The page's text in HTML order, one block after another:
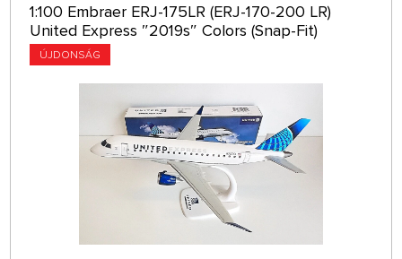
1:100 Embraer ERJ-175LR (ERJ-170-200 LR)
United Express ″2019s″ Colors (Snap-Fit)
ÚJDONSÁG